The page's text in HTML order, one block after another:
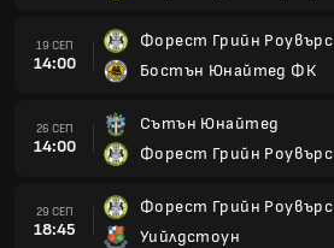
19 СЕП
14:00
Форест Грийн Роувърс
Бостън Юнайтед ФК
26 СЕП
14:00
Сътън Юнайтед
Форест Грийн Роувърс
29 СЕП
18:45
Форест Грийн Роувърс
Уийлдстоун